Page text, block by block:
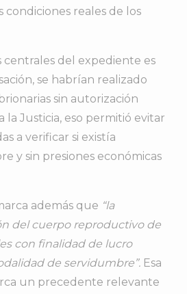
condiciones reales de los
centrales del expediente es
se habrían realizado
sin autorización
la Justicia, eso permitió evitar
a verificar si existía
y sin presiones económicas
además que “la
del cuerpo reproductivo de
con finalidad de lucro
de servidumbre”. Esa
un precedente relevante